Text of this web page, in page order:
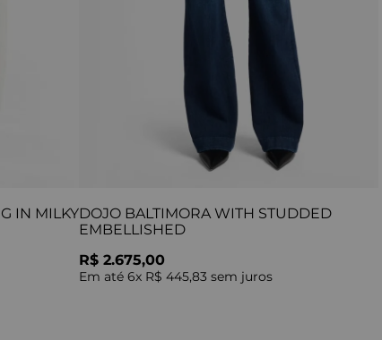
IN MILKYDOJO BALTIMORA WITH STUDDED
EMBELLISHED
R$ 2.675,00
Em até 6x R$ 445,83 sem juros